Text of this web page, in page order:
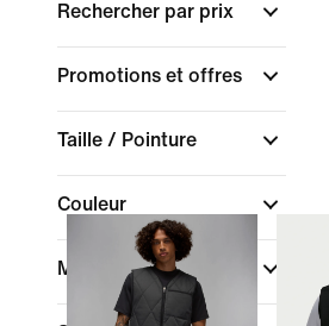
Rechercher par prix
Promotions et offres
Taille / Pointure
Couleur
Marque